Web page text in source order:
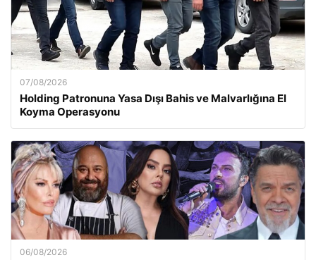
07/08/2026
Holding Patronuna Yasa Dışı Bahis ve Malvarlığına El
Koyma Operasyonu
06/08/2026